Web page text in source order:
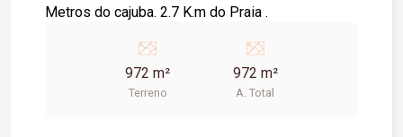
Metros do cajuba. 2.7 K.m do Praia .
972 m²
Terreno
972 m²
A. Total